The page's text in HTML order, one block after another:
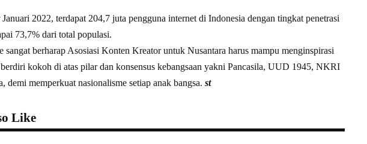
2022, terdapat 204,7 juta pengguna internet di Indonesia dengan tingkat penetrasi
73,7% dari total populasi.
sangat berharap Asosiasi Konten Kreator untuk Nusantara harus mampu menginspirasi
kokoh di atas pilar dan konsensus kebangsaan yakni Pancasila, UUD 1945, NKRI
demi memperkuat nasionalisme setiap anak bangsa. st
Like